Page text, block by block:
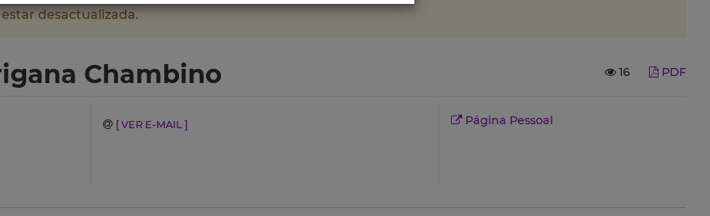
desactualizada.
16 PDF
Chambino
[ VER E-MAIL ] Página Pessoal